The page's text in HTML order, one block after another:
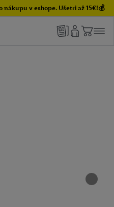
v eshope. Ušetri až 15€!💰